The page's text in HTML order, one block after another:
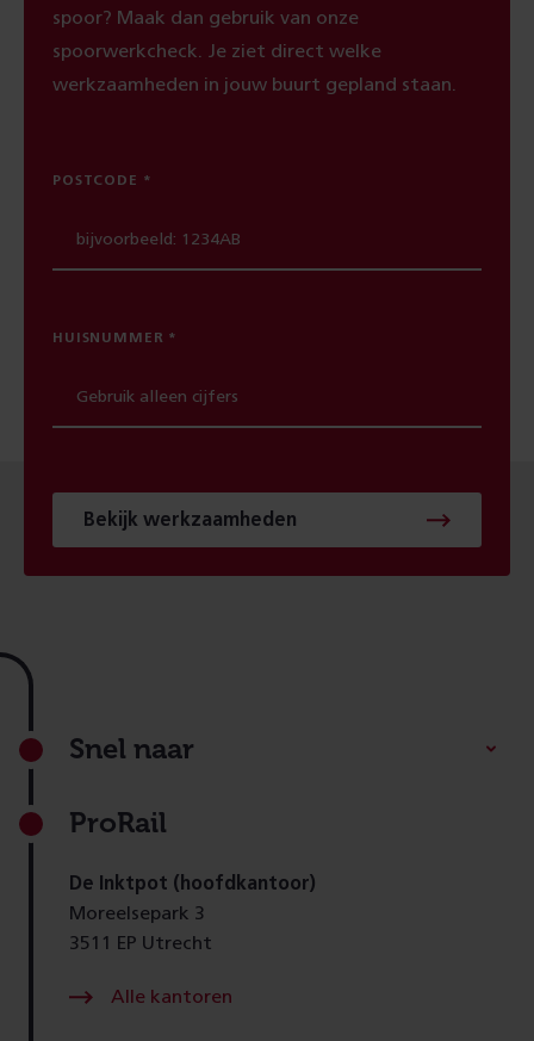
spoor? Maak dan gebruik van onze
spoorwerkcheck. Je ziet direct welke
werkzaamheden in jouw buurt gepland staan.
POSTCODE
HUISNUMMER
Bekijk werkzaamheden
Footer
Snel naar
ProRail
De Inktpot (hoofdkantoor)
Moreelsepark 3
3511 EP Utrecht
Alle kantoren